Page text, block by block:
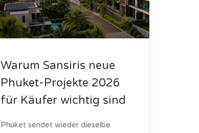
Warum Sansiris neue
Phuket-Projekte 2026
für Käufer wichtig sind
Phuket sendet wieder dieselbe